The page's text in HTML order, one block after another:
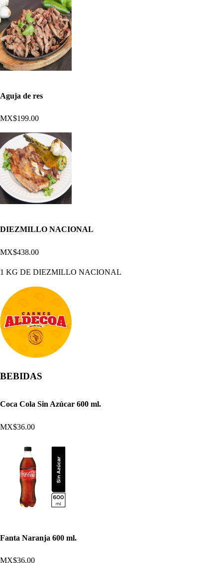
Aguja de res
MX$199.00
DIEZMILLO NACIONAL
MX$438.00
1 KG DE DIEZMILLO NACIONAL
BEBIDAS
Coca Cola Sin Azúcar 600 ml.
MX$36.00
Fanta Naranja 600 ml.
MX$36.00